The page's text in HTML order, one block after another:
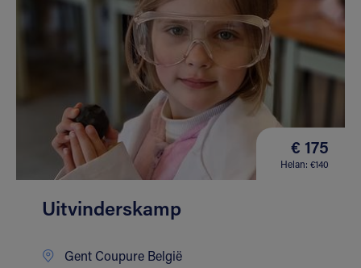
€ 175
Helan: €140
Uitvinderskamp
Gent Coupure België